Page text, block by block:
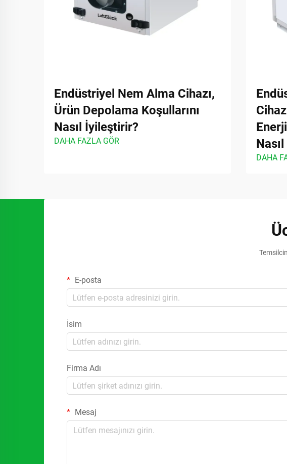
Endüstriyel Nem Alma Cihazı,
Ürün Depolama Koşullarını
Nasıl İyileştirir?
DAHA FAZLA GÖR
Nasıl
DAHA
E-posta
İsim
Firma Adı
Mesaj